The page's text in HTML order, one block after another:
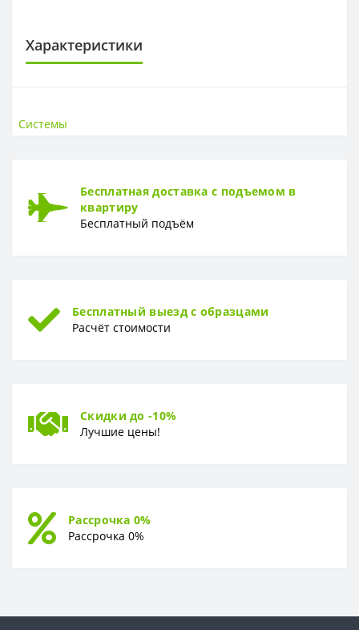
Характеристики
Страна ввоза
Системы
Бесплатная доставка с подъемом в
квартиру
Бесплатный подъём
Бесплатный выезд с образцами
Расчёт стоимости
Скидки до -10%
Лучшие цены!
Рассрочка 0%
Рассрочка 0%